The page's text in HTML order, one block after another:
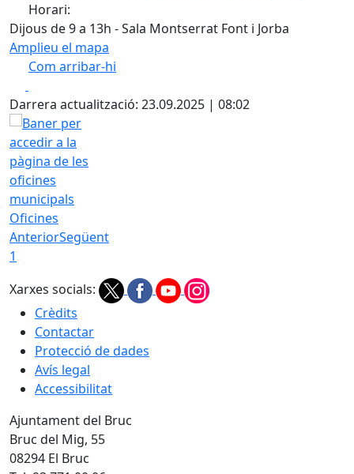
Horari:
Dijous de 9 a 13h - Sala Montserrat Font i Jorba
Amplieu el mapa
Com arribar-hi
+
−
Darrera actualització: 23.09.2025 | 08:02
Oficines
AnteriorSegüent
1
Xarxes socials:
Crèdits
Contactar
Protecció de dades
Avís legal
Accessibilitat
Ajuntament del Bruc
Bruc del Mig, 55
08294 El Bruc